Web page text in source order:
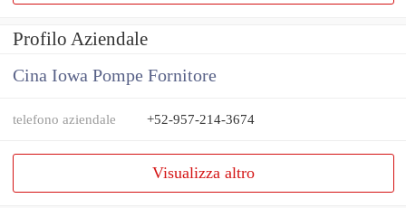
Profilo Aziendale
Cina Iowa Pompe Fornitore
telefono aziendale +52-957-214-3674
Visualizza altro